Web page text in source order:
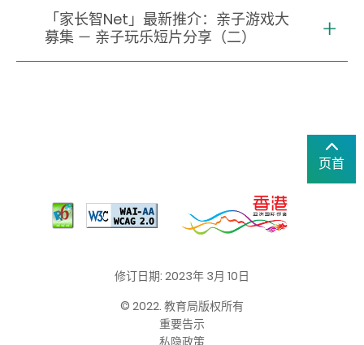
「家长智Net」最新推介：亲子游戏大
募集 － 亲子玩乐短片分享（二）
页首
修订日期: 2023年 3月 10日
© 2022. 教育局版权所有
重要告示